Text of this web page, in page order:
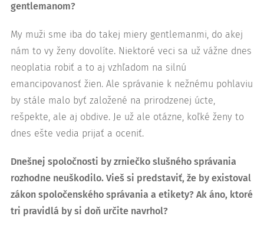
gentlemanom?
My muži sme iba do takej miery gentlemanmi, do akej
nám to vy ženy dovolíte. Niektoré veci sa už vážne dnes
neoplatia robiť a to aj vzhľadom na silnú
emancipovanosť žien. Ale správanie k nežnému pohlaviu
by stále malo byť založené na prirodzenej úcte,
rešpekte, ale aj obdive. Je už ale otázne, koľké ženy to
dnes ešte vedia prijať a oceniť.
Dnešnej spoločnosti by zrniečko slušného správania
rozhodne neuškodilo. Vieš si predstaviť, že by existoval
zákon spoločenského správania a etikety? Ak áno, ktoré
tri pravidlá by si doň určite navrhol?